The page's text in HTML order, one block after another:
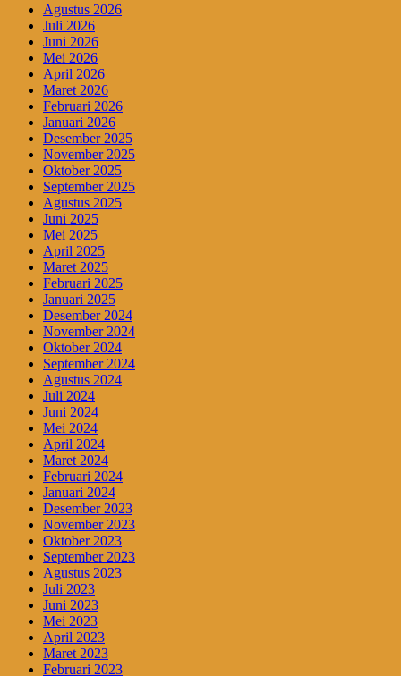
Agustus 2026
Juli 2026
Juni 2026
Mei 2026
April 2026
Maret 2026
Februari 2026
Januari 2026
Desember 2025
November 2025
Oktober 2025
September 2025
Agustus 2025
Juni 2025
Mei 2025
April 2025
Maret 2025
Februari 2025
Januari 2025
Desember 2024
November 2024
Oktober 2024
September 2024
Agustus 2024
Juli 2024
Juni 2024
Mei 2024
April 2024
Maret 2024
Februari 2024
Januari 2024
Desember 2023
November 2023
Oktober 2023
September 2023
Agustus 2023
Juli 2023
Juni 2023
Mei 2023
April 2023
Maret 2023
Februari 2023